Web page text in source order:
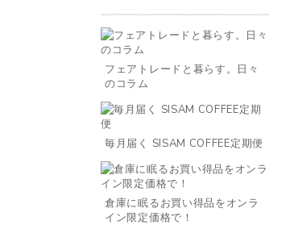
フェアトレードと暮らす。日々
のコラム
毎月届く SISAM COFFEE定期便
倉庫に眠るお買い得品をオンラ
イン限定価格で！